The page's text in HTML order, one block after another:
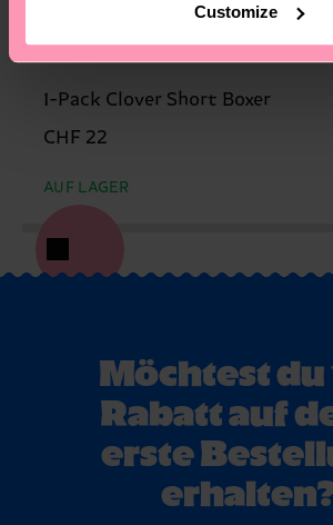
Customize
1-Pack Clover Short Boxer
CHF 22
AUF LAGER
Möchtest du
Rabatt auf
erste